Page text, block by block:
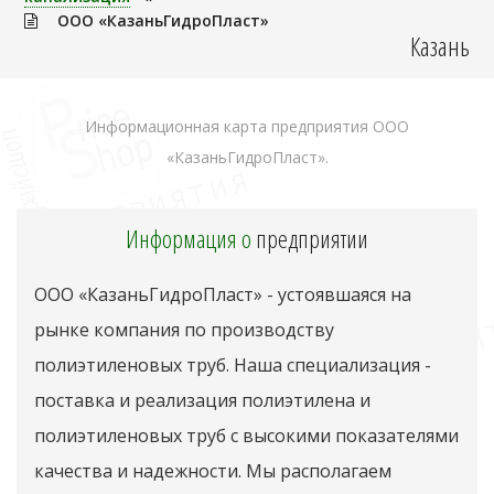
ООО «КазаньГидроПласт»
Казань
Информационная карта предприятия ООО
«КазаньГидроПласт».
Информация опредприятии
ООО «КазаньГидроПласт» - устоявшаяся на
рынке компания по производству
полиэтиленовых труб. Наша специализация -
поставка и реализация полиэтилена и
полиэтиленовых труб с высокими показателями
качества и надежности. Мы располагаем